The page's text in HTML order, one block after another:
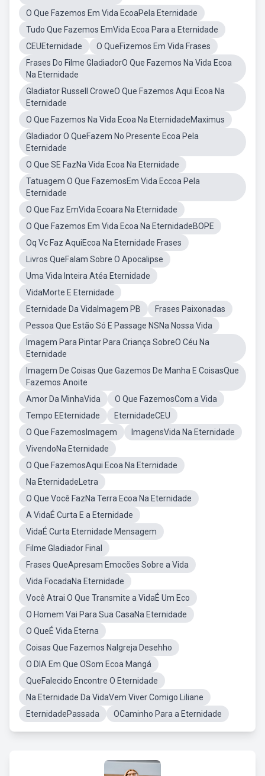
O Que Fazemos Em Vida EcoaPela Eternidade
Tudo Que Fazemos EmVida Ecoa Para a Eternidade
CEUEternidade
O QueFizemos Em Vida Frases
Frases Do Filme GladiadorO Que Fazemos Na Vida Ecoa
Na Eternidade
Gladiator Russell CroweO Que Fazemos Aqui Ecoa Na
Eternidade
O Que Fazemos Na Vida Ecoa Na EternidadeMaximus
Gladiador O QueFazem No Presente Ecoa Pela
Eternidade
O Que SE FazNa Vida Ecoa Na Eternidade
Tatuagem O Que FazemosEm Vida Eccoa Pela
Eternidade
O Que Faz EmVida Ecoara Na Eternidade
O Que Fazemos Em Vida Ecoa Na EternidadeBOPE
Oq Vc Faz AquiEcoa Na Eternidade Frases
Livros QueFalam Sobre O Apocalipse
Uma Vida Inteira Atéa Eternidade
VidaMorte E Eternidade
Eternidade Da VidaImagem PB
Frases Paixonadas
Pessoa Que Estão Só E Passage NSNa Nossa Vida
Imagem Para Pintar Para Criança SobreO Céu Na
Eternidade
Imagem De Coisas Que Gazemos De Manha E CoisasQue
Fazemos Anoite
Amor Da MinhaVida
O Que FazemosCom a Vida
Tempo EEternidade
EternidadeCEU
O Que FazemosImagem
ImagensVida Na Eternidade
VivendoNa Eternidade
O Que FazemosAqui Ecoa Na Eternidade
Na EternidadeLetra
O Que Você FazNa Terra Ecoa Na Eternidade
A VidaÉ Curta E a Eternidade
VidaÉ Curta Eternidade Mensagem
Filme Gladiador Final
Frases QueApresam Emocões Sobre a Vida
Vida FocadaNa Eternidade
Você Atrai O Que Transmite a VidaÉ Um Eco
O Homem Vai Para Sua CasaNa Eternidade
O QueÉ Vida Eterna
Coisas Que Fazemos NaIgreja Desehho
O DIA Em Que OSom Ecoa Mangá
QueFalecido Encontre O Eternidade
Na Eternidade Da VidaVem Viver Comigo Liliane
EternidadePassada
OCaminho Para a Eternidade